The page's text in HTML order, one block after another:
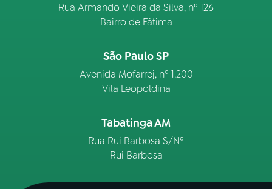
Rua Armando Vieira da Silva, nº 126
Bairro de Fátima
São Paulo SP
Avenida Mofarrej, nº 1.200
Vila Leopoldina
Tabatinga AM
Rua Rui Barbosa S/Nº
Rui Barbosa